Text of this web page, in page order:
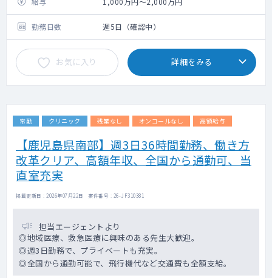
勤務日数 週5日（確認中）
お気に入り 詳細をみる
常勤 クリニック 残業なし オンコールなし 高額給与
【鹿児島県南部】週3日36時間勤務、働き方
改革クリア、高額年収、全国から通勤可、当
直室充実
掲載更新日 : 2026年07月22日 案件番号 : 26-JF310381
担当エージェントより
◎地域医療、救急医療に興味のある先生大歓迎。
◎週3日勤務で、プライベートも充実。
◎全国から通勤可能で、飛行機代など交通費も全額支給。